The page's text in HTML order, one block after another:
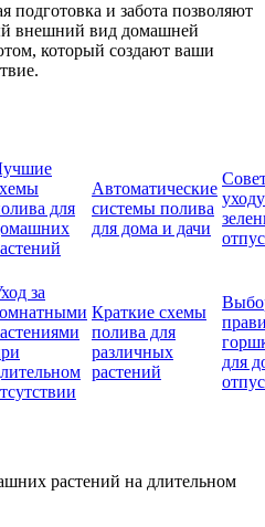
подготовка и забота позволяют
внешний вид домашней
который создают ваши
для
Автоматические
системы полива
для дома и дачи
за
Краткие схемы
полива для
различных
растений
для
растений на длительном